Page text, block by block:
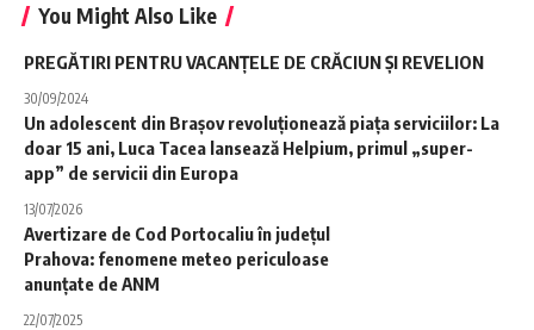
You Might Also Like
PREGĂTIRI PENTRU VACANȚELE DE CRĂCIUN ȘI REVELION
30/09/2024
Un adolescent din Brașov revoluționează piața serviciilor: La
doar 15 ani, Luca Tacea lansează Helpium, primul „super-
app” de servicii din Europa
13/07/2026
Avertizare de Cod Portocaliu în județul
Prahova: fenomene meteo periculoase
anunțate de ANM
22/07/2025